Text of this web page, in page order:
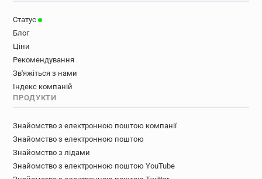
Статус
Блог
Ціни
Рекомендування
Зв'яжіться з нами
Індекс компаній
ПРОДУКТИ
Знайомство з електронною поштою компанії
Знайомство з електронною поштою
Знайомство з лідами
Знайомство з електронною поштою YouTube